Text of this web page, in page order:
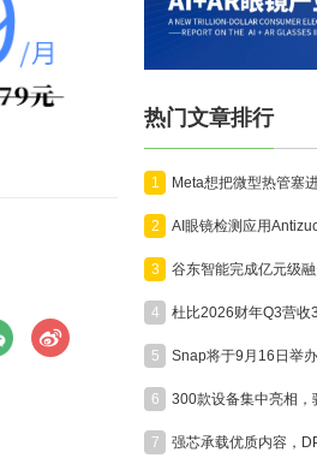
热门文章排行
1
2
3
4
5
6
7